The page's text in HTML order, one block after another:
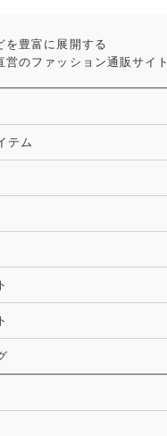
を豊富に展開する
営のファッション通販サイト
テム